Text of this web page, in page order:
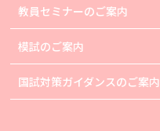
教員セミナーのご案内
模試のご案内
国試対策ガイダンスのご案内